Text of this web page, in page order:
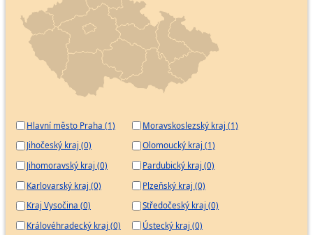
Hlavní město Praha (1)
Jihočeský kraj (0)
Jihomoravský kraj (0)
Karlovarský kraj (0)
Kraj Vysočina (0)
Královéhradecký kraj (0)
Moravskoslezský kraj (1)
Olomoucký kraj (1)
Pardubický kraj (0)
Plzeňský kraj (0)
Středočeský kraj (0)
Ústecký kraj (0)